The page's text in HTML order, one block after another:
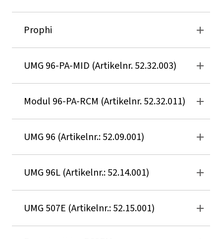
Prophi
UMG 96-PA-MID (Artikelnr. 52.32.003)
Modul 96-PA-RCM (Artikelnr. 52.32.011)
UMG 96 (Artikelnr.: 52.09.001)
UMG 96L (Artikelnr.: 52.14.001)
UMG 507E (Artikelnr.: 52.15.001)